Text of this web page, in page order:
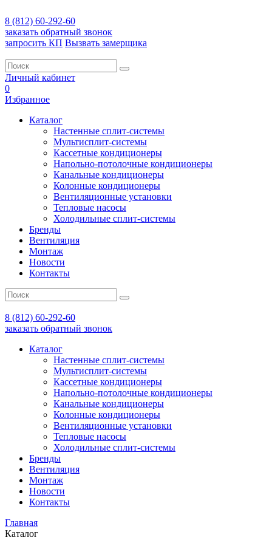
8 (812) 60-292-60
заказать обратный звонок
запросить КП Вызвать замерщика
Личный кабинет
0
Избранное
Каталог
Настенные сплит-системы
Мультисплит-системы
Кассетные кондиционеры
Напольно-потолочные кондиционеры
Канальные кондиционеры
Колонные кондиционеры
Вентиляционные установки
Тепловые насосы
Холодильные сплит-системы
Бренды
Вентиляция
Монтаж
Новости
Контакты
8 (812) 60-292-60
заказать обратный звонок
Каталог
Настенные сплит-системы
Мультисплит-системы
Кассетные кондиционеры
Напольно-потолочные кондиционеры
Канальные кондиционеры
Колонные кондиционеры
Вентиляционные установки
Тепловые насосы
Холодильные сплит-системы
Бренды
Вентиляция
Монтаж
Новости
Контакты
Главная
Каталог